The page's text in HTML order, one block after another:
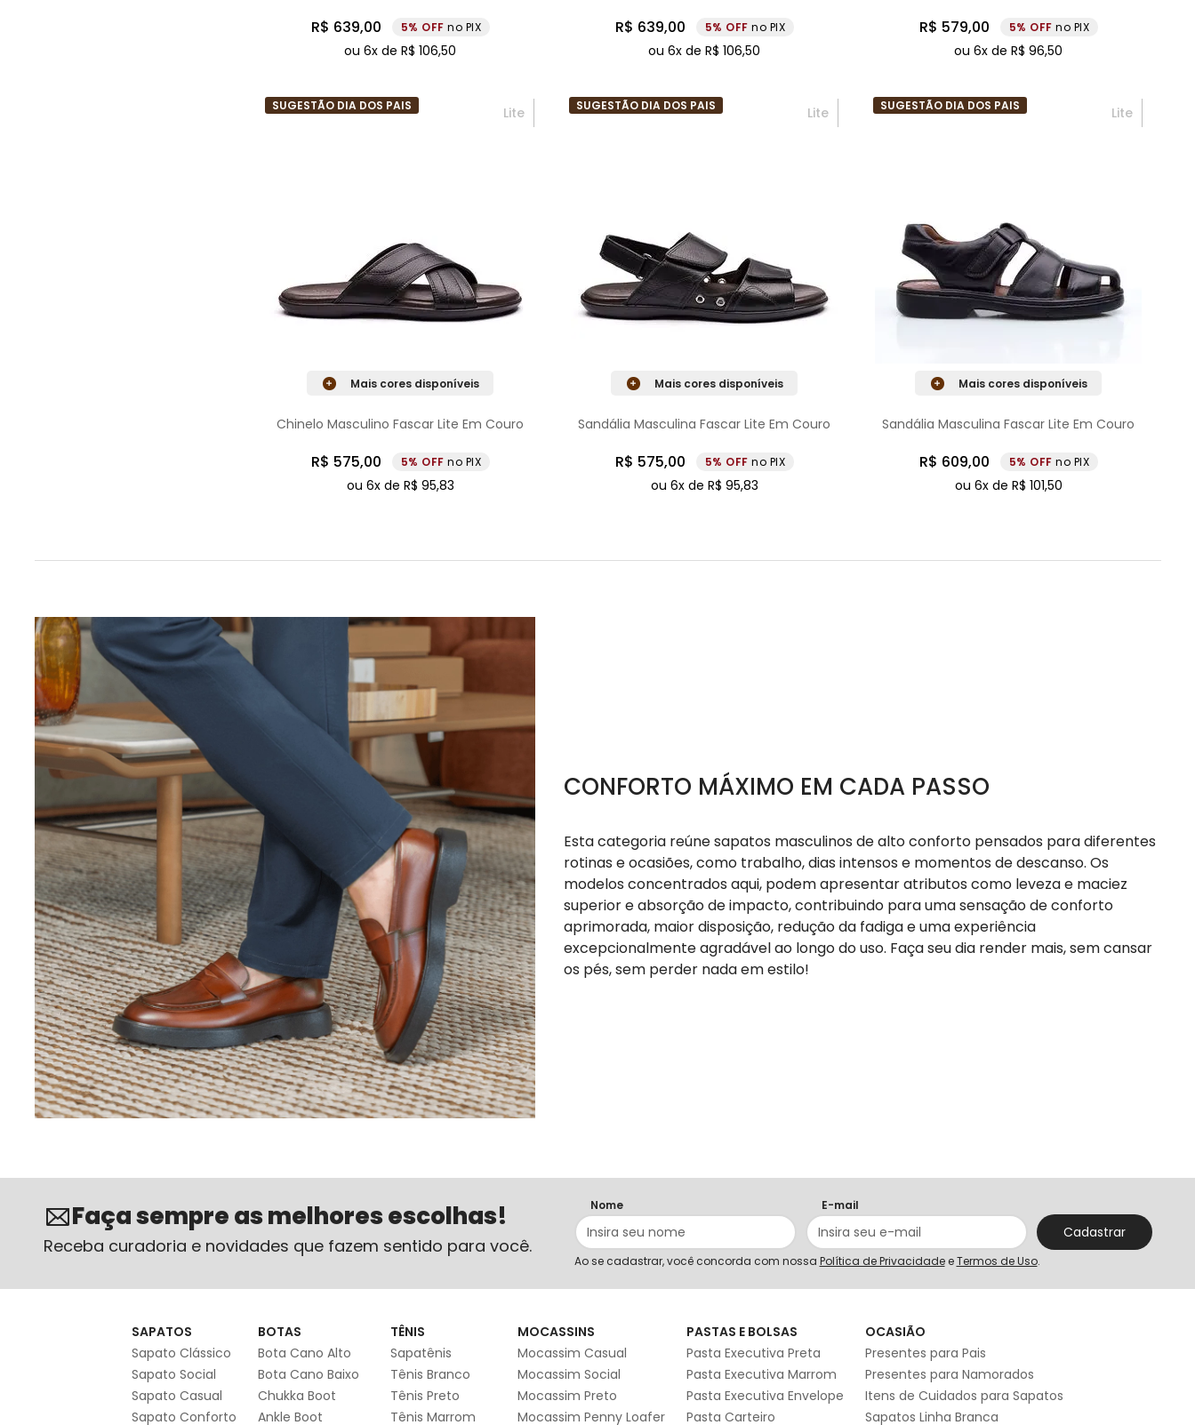
R$ 639,00 5% no PIX
ou6x deR$ 106,50
R$ 639,00 5% no PIX
ou6x deR$ 106,50
R$ 579,00 5% no PIX
ou6x deR$ 96,50
Lite
SUGESTÃO DIA DOS PAIS
Mais cores disponíveis
Chinelo Masculino Fascar Lite Em Couro
R$ 575,00 5% no PIX
ou 6x de R$ 95,83
Lite
SUGESTÃO DIA DOS PAIS
Mais cores disponíveis
Sandália Masculina Fascar Lite Em Couro
R$ 575,00 5% no PIX
ou 6x de R$ 95,83
Lite
SUGESTÃO DIA DOS PAIS
Mais cores disponíveis
Sandália Masculina Fascar Lite Em Couro
R$ 609,00 5% no PIX
ou 6x de R$ 101,50
CONFORTO MÁXIMO EM CADA PASSO
Esta categoria reúne sapatos masculinos de alto conforto pensados para diferentes
rotinas e ocasiões, como trabalho, dias intensos e momentos de descanso. Os
modelos concentrados aqui, podem apresentar atributos como leveza e maciez
superior e absorção de impacto, contribuindo para uma sensação de conforto
aprimorada, maior disposição, redução da fadiga e uma experiência
excepcionalmente agradável ao longo do uso. Faça seu dia render mais, sem cansar
os pés, sem perder nada em estilo!
Faça sempre as melhores escolhas!
Receba curadoria e novidades que fazem sentido para você.
Nome E-mail
Cadastrar
Ao se cadastrar, você concorda com nossa Política de Privacidadee Termos de Uso.
SAPATOS
Sapato Clássico
Sapato Social
Sapato Casual
Sapato Conforto
BOTAS
Bota Cano Alto
Bota Cano Baixo
Chukka Boot
Ankle Boot
TÊNIS
Sapatênis
Tênis Branco
Tênis Preto
Tênis Marrom
MOCASSINS
Mocassim Casual
Mocassim Social
Mocassim Preto
Mocassim Penny Loafer
PASTAS E BOLSAS
Pasta Executiva Preta
Pasta Executiva Marrom
Pasta Executiva Envelope
Pasta Carteiro
OCASIÃO
Presentes para Pais
Presentes para Namorados
Itens de Cuidados para Sapatos
Sapatos Linha Branca